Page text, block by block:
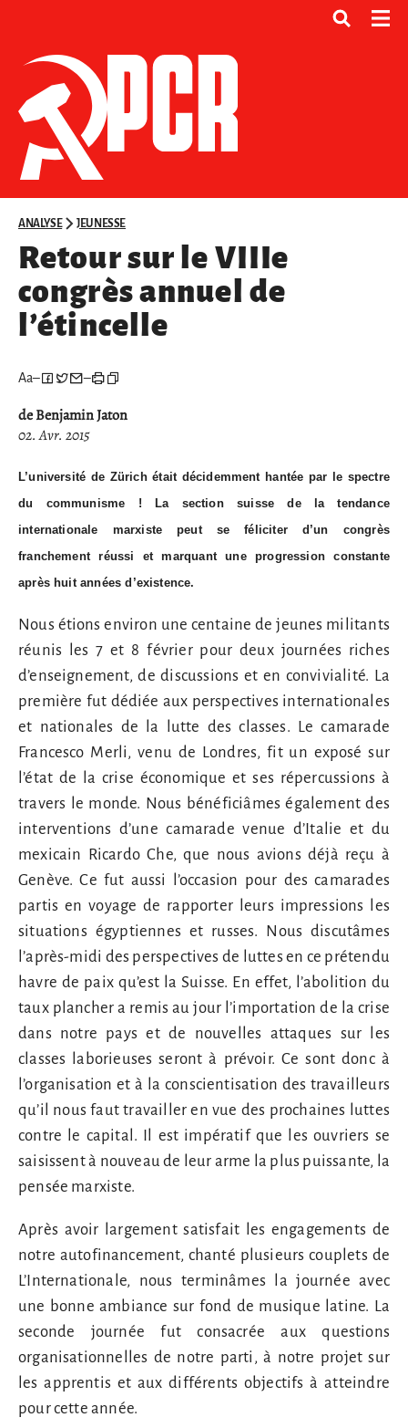
ANALYSE JEUNESSE
Retour sur le VIIIe
congrès annuel de
l’étincelle
Aa– –
de Benjamin Jaton
02. Avr. 2015
L’université de Zürich était décidemment hantée par le spectre
du communisme ! La section suissede la tendance
internationale marxiste peut se féliciter d’un congrès
franchement réussi et marquant une progression constante
après huit années d’existence.
Nous étions environ une centaine de jeunes militants
réunis les 7 et 8 février pour deux journées riches
d’enseignement, de discussions et en convivialité. La
première fut dédiée aux perspectives internationales
et nationales de la lutte des classes. Le camarade
Francesco Merli, venu de Londres, fit un exposé sur
l’état de la crise économique et ses répercussions à
travers le monde. Nous bénéficiâmes également des
interventions d’une camarade venue d’Italie et du
mexicain Ricardo Che, que nous avions déjà reçu à
Genève. Ce fut aussi l’occasion pour des camarades
partis en voyage de rapporter leurs impressions les
situations égyptiennes et russes. Nous discutâmes
l’après-midi des perspectives de luttes en ce prétendu
havre de paix qu’est la Suisse. En effet, l’abolition du
taux plancher a remis au jour l’importation de la crise
dans notre pays et de nouvelles attaques sur les
classes laborieuses seront à prévoir. Ce sont donc à
l’organisation et à la conscientisation des travailleurs
qu’il nous faut travailler en vue des prochaines luttes
contre le capital. Il est impératif que les ouvriers se
saisissent à nouveau de leur arme la plus puissante, la
pensée marxiste.
Après avoir largement satisfait les engagements de
notre autofinancement, chanté plusieurs couplets de
L’Internationale, nous terminâmes la journée avec
une bonne ambiance sur fond de musique latine. La
seconde journée fut consacrée aux questions
organisationnelles de notre parti, à notre projet sur
les apprentis et aux différents objectifs à atteindre
pour cette année.